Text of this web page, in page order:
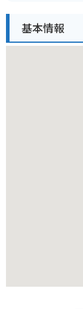
バイクで行く場
基本情報